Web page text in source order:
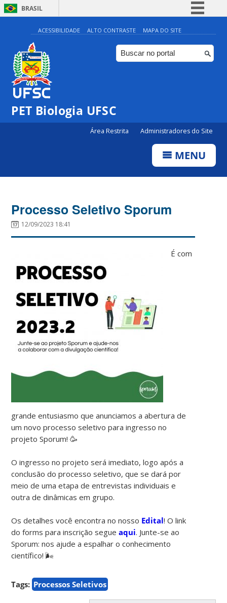
BRASIL
Simplifique!
Comunica BR
Participe
ACESSIBILIDADE ALTO CONTRASTE MAPA DO SITE
PET Biologia UFSC
Área Restrita Administradores do Site
MENU
Processo Seletivo Sporum
12/09/2023 18:41
É com
grande entusiasmo que anunciamos a abertura de
um novo processo seletivo para ingresso no
projeto Sporum! 🥳
O ingresso no projeto será imediato, logo após a
conclusão do processo seletivo, que se dará por
meio de uma etapa de entrevistas individuais e
outra de dinâmicas em grupo.
Os detalhes você encontra no nosso Edital! O link
do forms para inscrição segueaqui. Junte-se ao
Sporum: nos ajude a espalhar o conhecimento
científico! 🌬️
Tags: Processos Seletivos